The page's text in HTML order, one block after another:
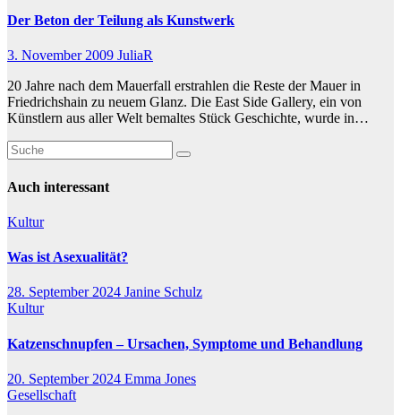
Der Beton der Teilung als Kunstwerk
3. November 2009 JuliaR
20 Jahre nach dem Mauerfall erstrahlen die Reste der Mauer in
Friedrichshain zu neuem Glanz. Die East Side Gallery, ein von
Künstlern aus aller Welt bemaltes Stück Geschichte, wurde in…
Auch interessant
Kultur
Was ist Asexualität?
28. September 2024 Janine Schulz
Kultur
Katzenschnupfen – Ursachen, Symptome und Behandlung
20. September 2024 Emma Jones
Gesellschaft